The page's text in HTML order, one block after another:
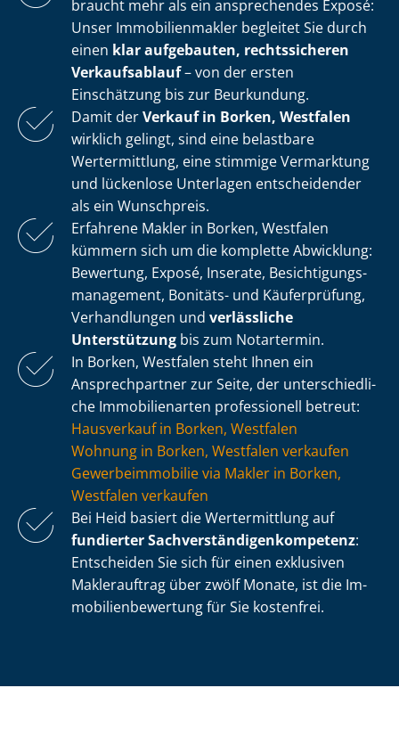
braucht mehr als ein ansprechendes Exposé:
Unser Im­mo­bi­li­en­mak­ler begleitet Sie durch
einen klar aufgebauten, rechtssicheren
Verkaufsablauf– von der ersten
Einschätzung bis zur Beurkundung.
Damit derVerkauf in Borken, Westfalen
wirklich gelingt, sind eine belastbare
Wertermittlung, eine stimmige Vermarktung
und lückenlose Unterlagen entscheidender
als ein Wunschpreis.
Erfahrene Makler in Borken, Westfalen
kümmern sich um die komplette Abwicklung:
Bewertung, Exposé, Inserate, Be­sich­ti­gungs­
ma­nage­ment, Bonitäts- und Käuferprüfung,
Verhandlungen und verlässliche
Unterstützung bis zum Notartermin.
In Borken, Westfalen steht Ihnen ein
Ansprechpartner zur Seite, der un­ter­schied­li­
che Immobilienarten professionell betreut:
Hausverkauf in Borken, Westfalen
Wohnung in Borken, Westfalen verkaufen
Ge­wer­be­im­mo­bi­lie via Makler in Borken,
Westfalen verkaufen
Bei Heid basiert die Wertermittlung auf
fundierter Sach­ver­stän­di­gen­kom­pe­tenz:
Entscheiden Sie sich für einen exklusiven
Maklerauftrag über zwölf Monate, ist die Im­
mo­bi­li­en­be­wer­tung für Sie kostenfrei.